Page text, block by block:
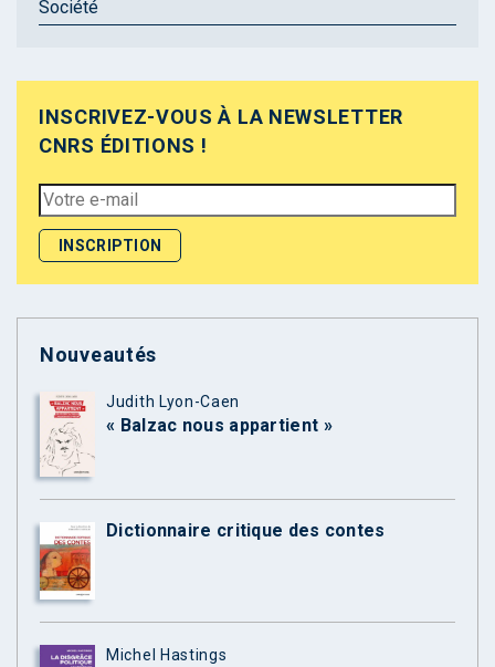
Société
INSCRIVEZ-VOUS À LA NEWSLETTER
CNRS ÉDITIONS !
Nouveautés
Judith Lyon-Caen
« Balzac nous appartient »
Dictionnaire critique des contes
Michel Hastings